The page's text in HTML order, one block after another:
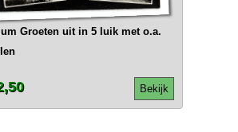
Groeten uit in 5 luik met o.a.
Bekijk